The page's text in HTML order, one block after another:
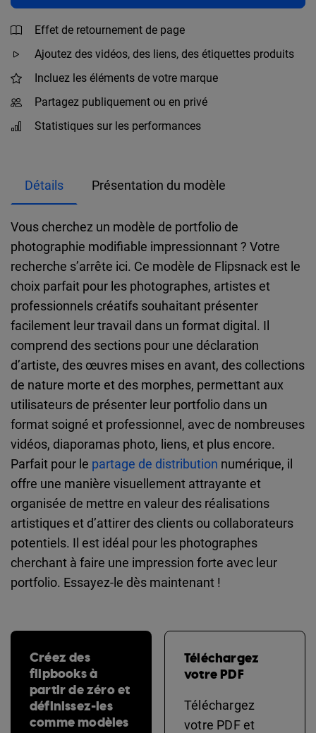
Effet de retournement de page
Ajoutez des vidéos, des liens, des étiquettes produits
Incluez les éléments de votre marque
Partagez publiquement ou en privé
Statistiques sur les performances
Détails Présentation du modèle
Vous cherchez un modèle de portfolio de
photographie modifiable impressionnant ? Votre
recherche s’arrête ici. Ce modèle de Flipsnack est le
choix parfait pour les photographes, artistes et
professionnels créatifs souhaitant présenter
facilement leur travail dans un format digital. Il
comprend des sections pour une déclaration
d’artiste, des œuvres mises en avant, des collections
de nature morte et des morphes, permettant aux
utilisateurs de présenter leur portfolio dans un
format soigné et professionnel, avec de nombreuses
vidéos, diaporamas photo, liens, et plus encore.
Parfait pour le partage de distribution numérique, il
offre une manière visuellement attrayante et
organisée de mettre en valeur des réalisations
artistiques et d’attirer des clients ou collaborateurs
potentiels. Il est idéal pour les photographes
cherchant à faire une impression forte avec leur
portfolio. Essayez-le dès maintenant !
Créez des
flipbooks à
partir de zéro et
définissez-les
comme modèles
Téléchargez
votre PDF
Téléchargez
votre PDF et